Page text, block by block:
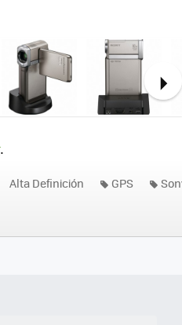
.
Alta Definición GPS